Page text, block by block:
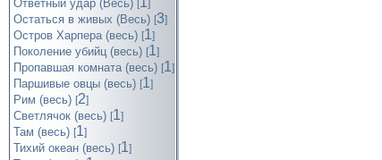
Ответный удар (Весь) [ ]
Остаться в живых (Весь) [3]
Остров Харпера (весь) [1]
Поколение убийц (весь) [1]
Пропавшая комната (весь) [1]
Паршивые овцы (весь) [1]
Рим (весь) [2]
Светлячок (весь) [1]
Там (весь) [1]
Тихий океан (весь) [1]